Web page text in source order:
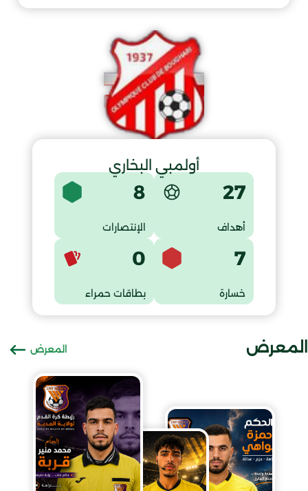
أولمبي البخاري
27
أهداف
8
الإنتصارات
7
خسارة
0
بطاقات حمراء
المعرض المعرض